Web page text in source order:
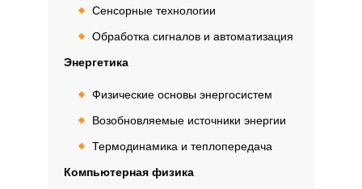
Сенсорные технологии
Обработка сигналов и автоматизация
Энергетика
Физические основы энергосистем
Возобновляемые источники энергии
Термодинамика и теплопередача
Компьютерная физика